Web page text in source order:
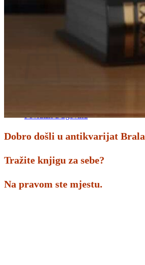
Nema proizvoda u košarici
Povratak u trgovinu
Dobro došli u antikvarijat Brala
Tražite knjigu za sebe?
Na pravom ste mjestu.